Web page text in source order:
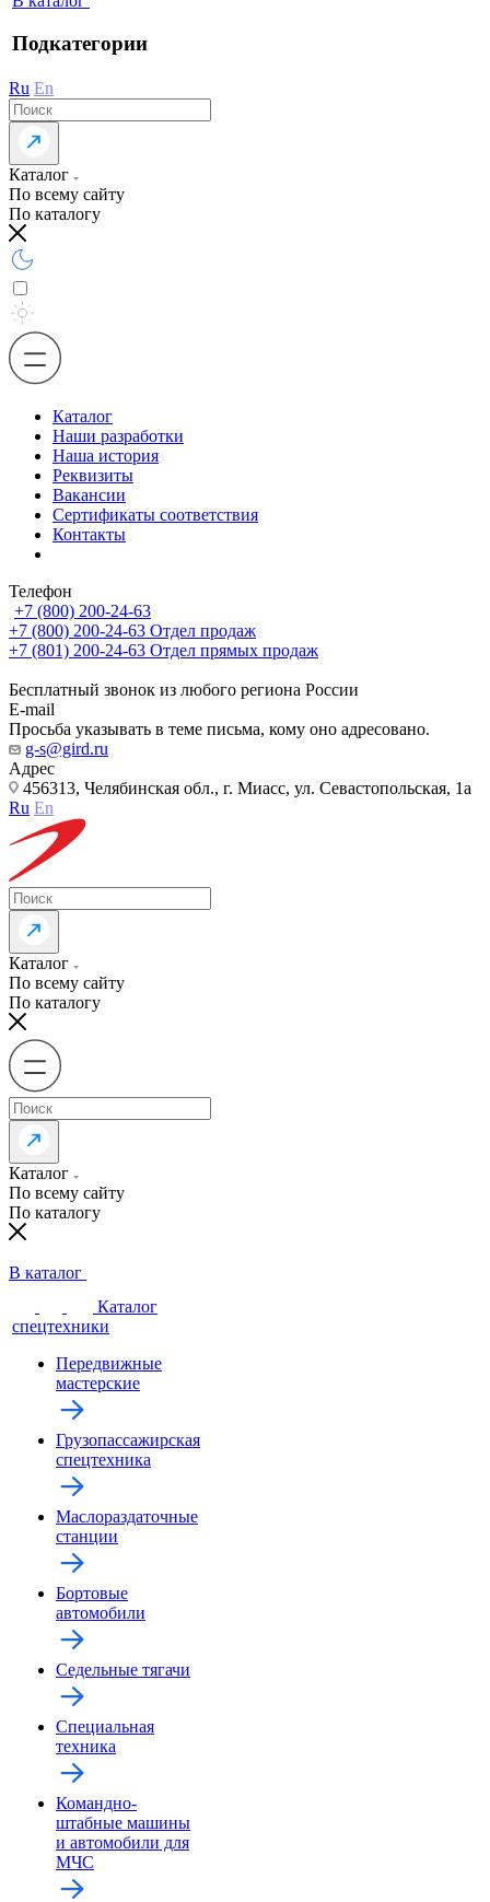
Подкатегории
Ru En
Каталог
По всему сайту
По каталогу
Каталог
Наши разработки
Наша история
Реквизиты
Вакансии
Сертификаты соответствия
Контакты
Телефон
+7 (800) 200-24-63
+7 (800) 200-24-63 Отдел продаж
+7 (801) 200-24-63 Отдел прямых продаж
Бесплатный звонок из любого региона России
E-mail
Просьба указывать в теме письма, кому оно адресовано.
g-s@gird.ru
Адрес
456313, Челябинская обл., г. Миасс, ул. Севастопольская, 1а
Ru En
Каталог
По всему сайту
По каталогу
Каталог
По всему сайту
По каталогу
В каталог
Каталог
спецтехники
Передвижные
мастерские
Грузопассажирская
спецтехника
Маслораздаточные
станции
Бортовые
автомобили
Седельные тягачи
Специальная
техника
Командно-
штабные машины
и автомобили для
МЧС